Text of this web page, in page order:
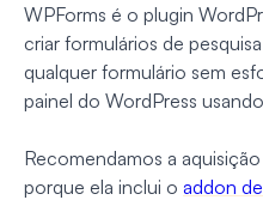
WPForms é o plugin
criar formulários de
qualquer formulário sem
painel do WordPress
Recomendamos a
porque ela inclui o addon